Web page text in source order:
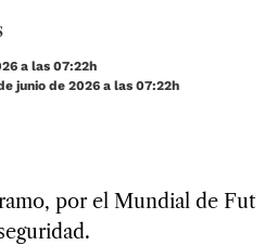
a las 07:22h
junio de 2026 a las 07:22h
por el Mun­dial de Fut